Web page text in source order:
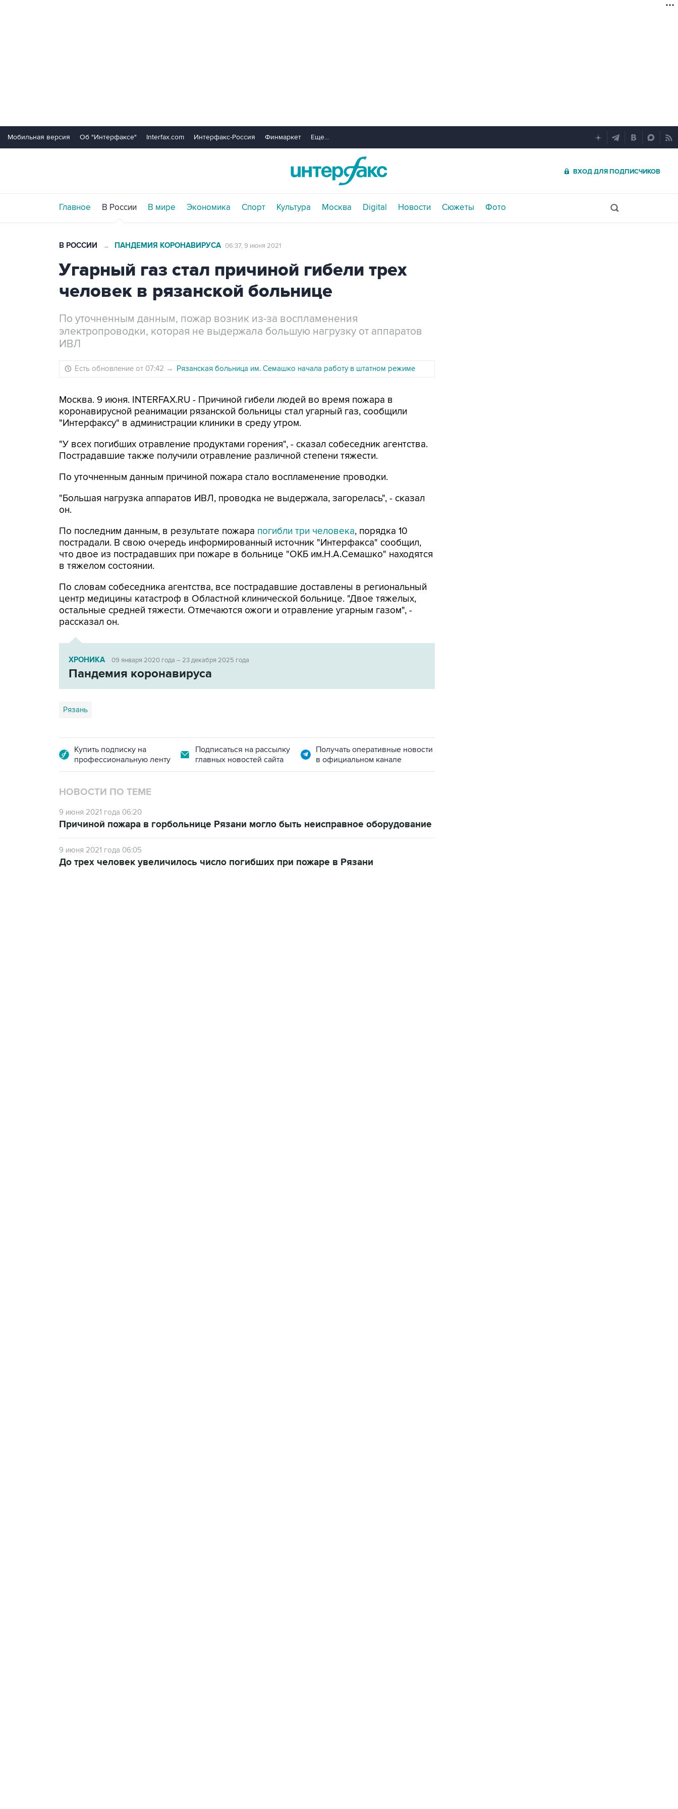
Мобильная версия Об "Интерфаксе" Interfax.com Интерфакс-Россия Финмаркет Еще...
ВХОД ДЛЯ ПОДПИСЧИКОВ
Главное В России В мире Экономика Спорт Культура Москва Digital Новости Сюжеты Фото
В РОССИИ → ПАНДЕМИЯ КОРОНАВИРУСА 06:37, 9 июня 2021
Угарный газ стал причиной гибели трех
человек в рязанской больнице
По уточненным данным, пожар возник из-за воспламенения
электропроводки, которая не выдержала большую нагрузку от аппаратов
ИВЛ
Есть обновление от 07:42 → Рязанская больница им. Семашко начала работу в штатном режиме
Москва. 9 июня. INTERFAX.RU - Причиной гибели людей во время пожара в
коронавирусной реанимации рязанской больницы стал угарный газ, сообщили
"Интерфаксу" в администрации клиники в среду утром.
"У всех погибших отравление продуктами горения", - сказал собеседник агентства.
Пострадавшие также получили отравление различной степени тяжести.
По уточненным данным причиной пожара стало воспламенение проводки.
"Большая нагрузка аппаратов ИВЛ, проводка не выдержала, загорелась", - сказал
он.
По последним данным, в результате пожара погибли три человека, порядка 10
пострадали. В свою очередь информированный источник "Интерфакса" сообщил,
что двое из пострадавших при пожаре в больнице "ОКБ им.Н.А.Семашко" находятся
в тяжелом состоянии.
По словам собеседника агентства, все пострадавшие доставлены в региональный
центр медицины катастроф в Областной клинической больнице. "Двое тяжелых,
остальные средней тяжести. Отмечаются ожоги и отравление угарным газом", -
рассказал он.
ХРОНИКА 09 января 2020 года – 23 декабря 2025 года
Пандемия коронавируса
Рязань
Купить подписку на
профессиональную ленту
Подписаться на рассылку
главных новостей сайта
Получать оперативные новости
в официальном канале
НОВОСТИ ПО ТЕМЕ
9 июня 2021 года 06:20
Причиной пожара в горбольнице Рязани могло быть неисправное оборудование
9 июня 2021 года 06:05
До трех человек увеличилось число погибших при пожаре в Рязани